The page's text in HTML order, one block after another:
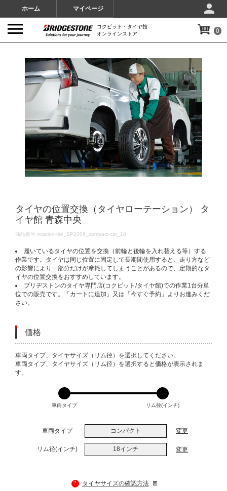
ホーム マイページ
コクピット・タイヤ館
オンラインストア
0
タイヤの位置交換（タイヤローテーション） タ
イヤ館 青森中央
DETAILS
商品番号 rotation-tire_SP2006_compact-car_18
履いているタイヤの位置を交換（前輪と後輪を入れ替える等）する
作業です。タイヤは同じ位置に固定して長期間使用すると、走り方など
の影響により一部分だけが摩耗してしまうことがあるので、定期的なタ
イヤの位置交換をおすすめしています。
ブリヂストンのタイヤ専門店(コクピット/タイヤ館)での作業1台分単
位での販売です。「カートに追加」又は「今すぐ予約」よりお進みくだ
さい。
価格
VARIATIONS
車両タイプ、タイヤサイズ（リム径）を選択してください。
車両タイプ、タイヤサイズ（リム径）を選択すると価格が表示されま
す。
車両タイプ リム径(インチ)
車両タイプ コンパクト 変更
リム径(インチ) 18インチ 変更
? タイヤサイズの確認方法